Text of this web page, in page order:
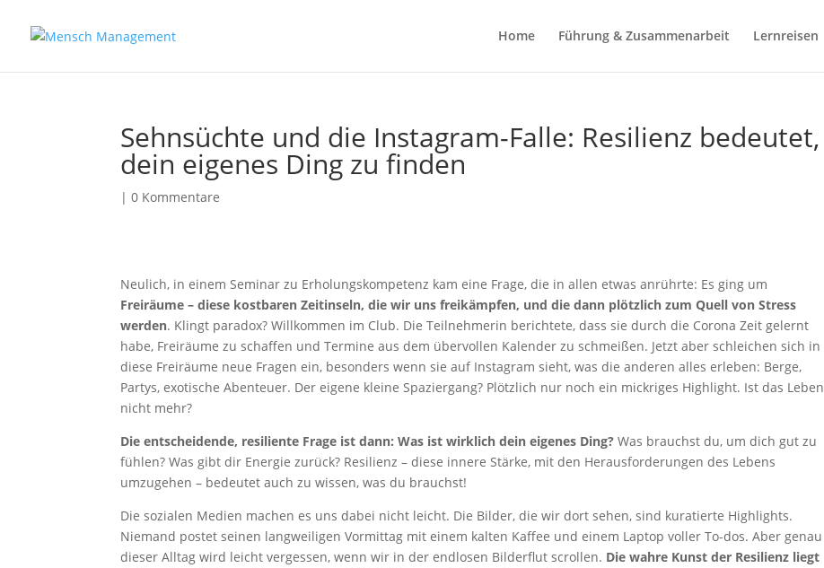
Home Führung & Zusammenarbeit Lernreisen
Sehnsüchte und die Instagram-Falle: Resilienz bedeutet,
dein eigenes Ding zu finden
|0 Kommentare
Neulich, in einem Seminar zu Erholungskompetenz kam eine Frage, die in allen etwas anrührte: Es ging um
Freiräume – diese kostbaren Zeitinseln, die wir uns freikämpfen, und die dann plötzlich zum Quell von Stress
werden. Klingt paradox? Willkommen im Club. Die Teilnehmerin berichtete, dass sie durch die Corona Zeit gelernt
habe, Freiräume zu schaffen und Termine aus dem übervollen Kalender zu schmeißen. Jetzt aber schleichen sich in
diese Freiräume neue Fragen ein, besonders wenn sie auf Instagram sieht, was die anderen alles erleben: Berge,
Partys, exotische Abenteuer. Der eigene kleine Spaziergang? Plötzlich nur noch ein mickriges Highlight. Ist das Leben
nicht mehr?
Die entscheidende, resiliente Frage ist dann: Was ist wirklich dein eigenes Ding? Was brauchst du, um dich gut zu
fühlen? Was gibt dir Energie zurück? Resilienz – diese innere Stärke, mit den Herausforderungen des Lebens
umzugehen – bedeutet auch zu wissen, was du brauchst!
Die sozialen Medien machen es uns dabei nicht leicht. Die Bilder, die wir dort sehen, sind kuratierte Highlights.
Niemand postet seinen langweiligen Vormittag mit einem kalten Kaffee und einem Laptop voller To-dos. Aber genau
dieser Alltag wird leicht vergessen, wenn wir in der endlosen Bilderflut scrollen. Die wahre Kunst der Resilienz liegt